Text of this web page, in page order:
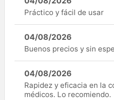
Práctico y fácil de usar
04/08/2026
Buenos precios y sin
04/08/2026
Rapidez y eficacia en la
médicos. Lo recomiendo.